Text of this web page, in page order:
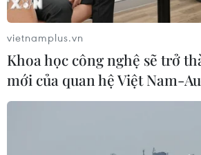
hoảng loạn.
vietnamplus.vn
Khoa học công nghệ sẽ trở
mới của quan hệ Việt Nam-